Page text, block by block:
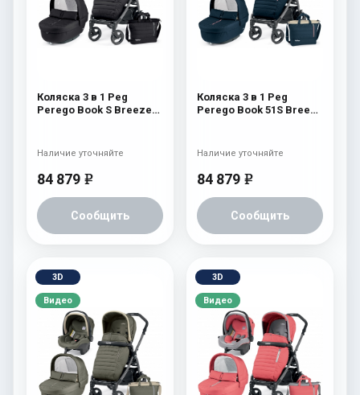
Коляска 3 в 1 Peg
Perego Book S Breeze
Noir
84 879 e
Сообщить
Наличие уточняйте
Коляска 3 в 1 Peg
Perego Book 51S Breeze
Blue
84 879 e
Сообщить
Наличие уточняйте
3D
Видео
3D
Видео